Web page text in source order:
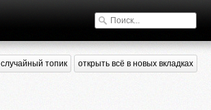
случайный топик открыть всё в новых вкладках